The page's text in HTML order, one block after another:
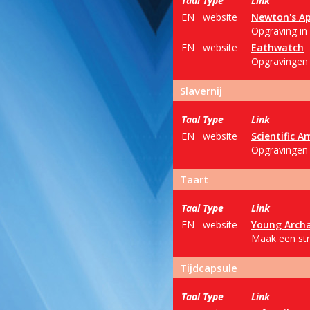
EN
website
Newton's
Opgraving
EN
website
Eathwatch
Slavernij
Taal Type
Link
EN
website
Scientific
Taart
Taal Type
Link
EN
website
Young
Maak een
Tijdcapsule
Taal Type
Link